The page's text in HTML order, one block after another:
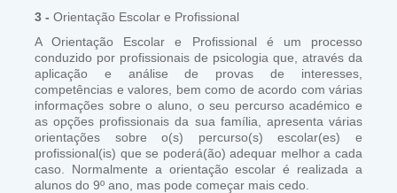
3 - Orientação Escolar e Profissional
A Orientação Escolar e Profissional é um processo
conduzido por profissionais de psicologia que, através da
aplicação e análise de provas de interesses,
competências e valores, bem como de acordo com várias
informações sobre o aluno, o seu percurso académico e
as opções profissionais da sua família, apresenta várias
orientações sobre o(s) percurso(s) escolar(es) e
profissional(is) que se poderá(ão) adequar melhor a cada
caso. Normalmente a orientação escolar é realizada a
alunos do 9º ano, mas pode começar mais cedo.